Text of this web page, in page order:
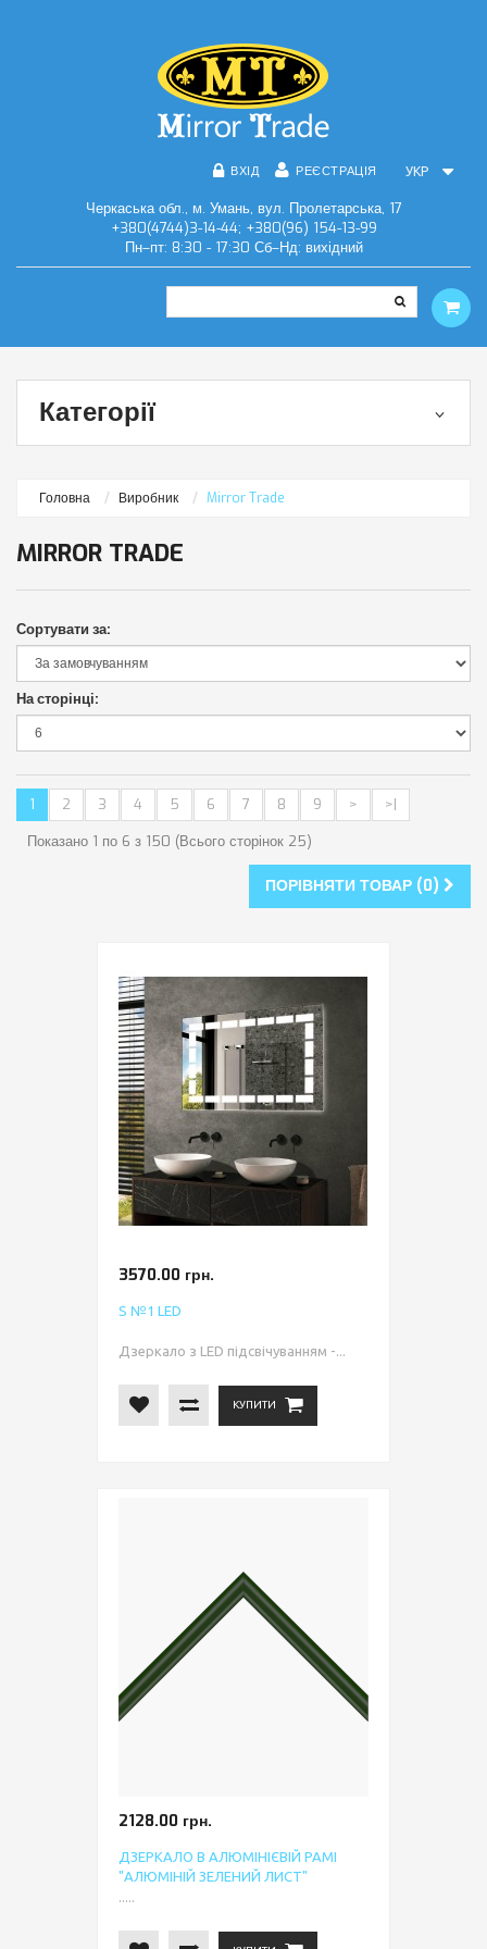
УКР
ВХІД РЕЄСТРАЦІЯ
Черкаська обл., м. Умань, вул. Пролетарська, 17
+380(4744)3-14-44; +380(96) 154-13-99
Пн–пт: 8:30 - 17:30 Сб–Нд: вихідний
Категорії
Головна Виробник Mirror Trade
MIRROR TRADE
Сортувати за:
На сторінці:
1 2 3 4 5 6 7 8 9 >
>|
Показано 1 по 6 з 150 (Всього сторінок 25)
ПОРІВНЯТИ ТОВАР (0)
3570.00 грн.
S №1 LED
Дзеркало з LED підсвічуванням -...
КУПИТИ
2128.00 грн.
ДЗЕРКАЛО В АЛЮМІНІЄВІЙ РАМІ
"АЛЮМІНІЙ ЗЕЛЕНИЙ ЛИСТ"
.....